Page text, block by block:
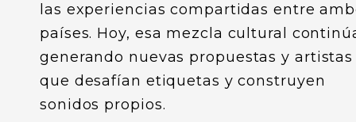
las experiencias compartidas entre
países. Hoy, esa mezcla cultural
generando nuevas propuestas y artistas
que desafían etiquetas y construyen
sonidos propios.